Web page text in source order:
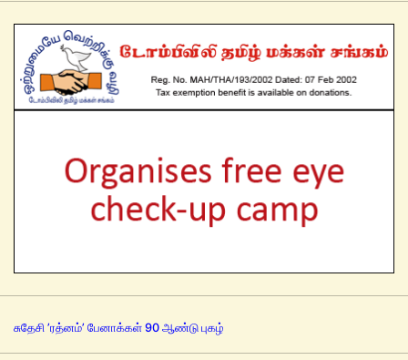
சுதேசி ’ரத்னம்’ பேனாக்கள் 90 ஆண்டு புகழ்